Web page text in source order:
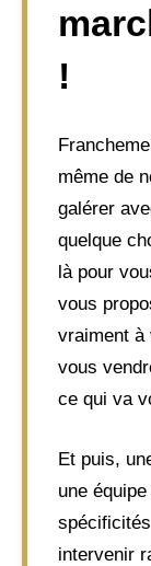
!
même de
galérer
quelque
là pour
vous
vraiment à
vous
ce qui va
Et puis,
une
intervenir